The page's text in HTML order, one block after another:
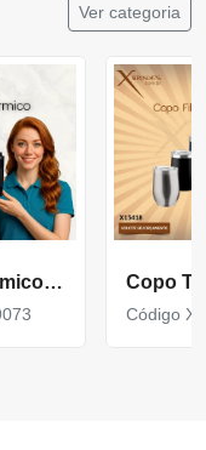
Ver categoria
Copo Térmico em inox 304 com base antiderrapante X09073
Código